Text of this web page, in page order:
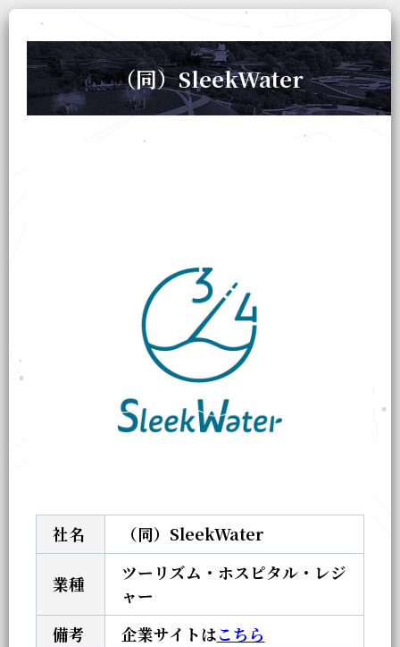
（同）SleekWater
社名 （同）SleekWater
業種
ツーリズム・ホスピタル・レジ
ャー
備考
企業サイトはこちら